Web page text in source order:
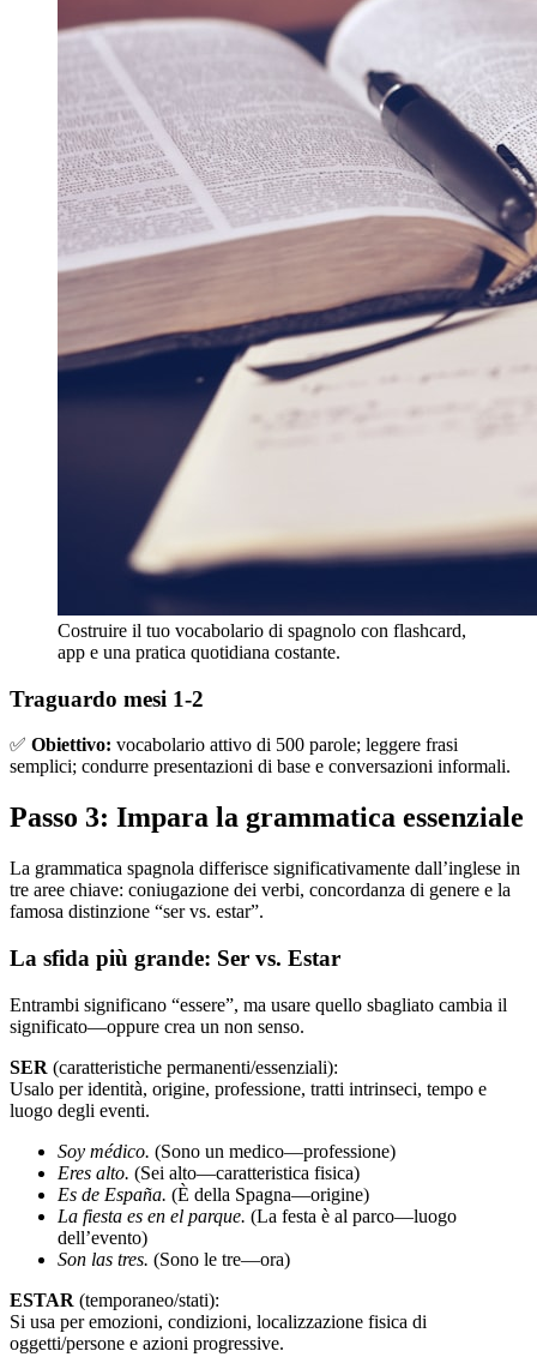
Costruire il tuo vocabolario di spagnolo con flashcard,
app e una pratica quotidiana costante.
Traguardo mesi 1-2
✅ Obiettivo: vocabolario attivo di 500 parole; leggere frasi
semplici; condurre presentazioni di base e conversazioni informali.
Passo 3: Impara la grammatica essenziale
La grammatica spagnola differisce significativamente dall’inglese in
tre aree chiave: coniugazione dei verbi, concordanza di genere e la
famosa distinzione “ser vs. estar”.
La sfida più grande: Ser vs. Estar
Entrambi significano “essere”, ma usare quello sbagliato cambia il
significato—oppure crea un non senso.
SER (caratteristiche permanenti/essenziali):
Usalo per identità, origine, professione, tratti intrinseci, tempo e
luogo degli eventi.
Soy médico. (Sono un medico—professione)
Eres alto. (Sei alto—caratteristica fisica)
Es de España. (È della Spagna—origine)
La fiesta es en el parque. (La festa è al parco—luogo
dell’evento)
Son las tres. (Sono le tre—ora)
ESTAR (temporaneo/stati):
Si usa per emozioni, condizioni, localizzazione fisica di
oggetti/persone e azioni progressive.